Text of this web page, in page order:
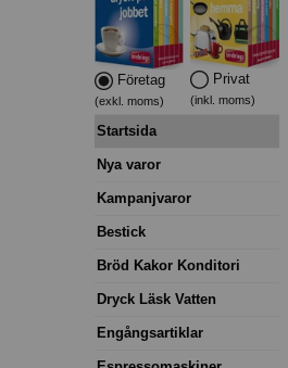
Företag
(exkl. moms)
Privat
(inkl. moms)
Startsida
Nya varor
Kampanjvaror
Bestick
Bröd Kakor Konditori
Dryck Läsk Vatten
Engångsartiklar